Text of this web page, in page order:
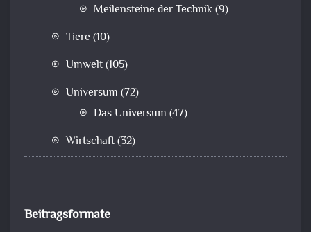
Meilensteine der Technik(9)
Tiere (10)
Umwelt(105)
Universum (72)
Das Universum (47)
Wirtschaft(32)
Beitragsformate